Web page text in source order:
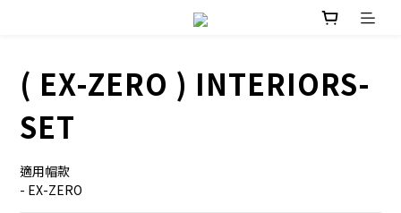
( EX-ZERO ) INTERIORS-
SET
適用帽款
- EX-ZERO